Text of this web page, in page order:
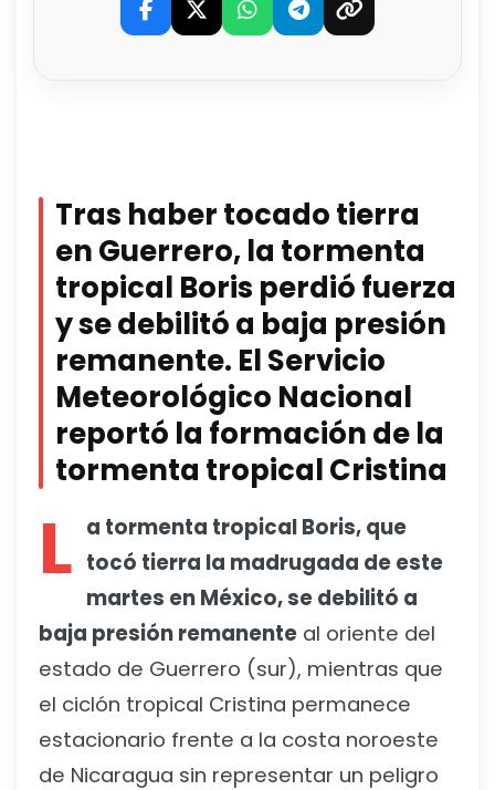
Tras haber tocado tierra
en Guerrero, la tormenta
tropical Boris perdió fuerza
y se debilitó a baja presión
remanente. El Servicio
Meteorológico Nacional
reportó la formación de la
tormenta tropical Cristina
L a tormenta tropical Boris, que
tocó tierra la madrugada de este
martes en México, se debilitó a
baja presión remanente al oriente del
estado de Guerrero (sur), mientras que
el ciclón tropical Cristina permanece
estacionario frente a la costa noroeste
de Nicaragua sin representar un peligro